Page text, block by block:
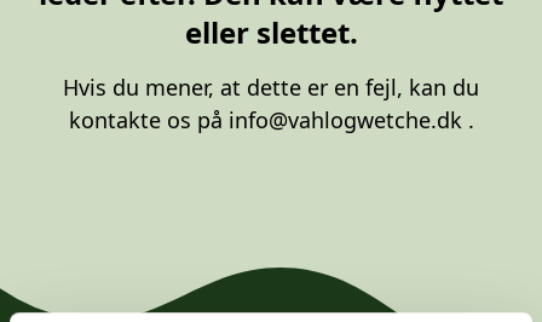
eller slettet.
Hvis du mener, at dette er en fejl, kan du
kontakte os på info@vahlogwetche.dk.